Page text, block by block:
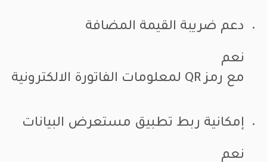
دعم ضريبة القيمة المضافة
نعم
مع رمز QR لمعلومات الفاتورة الالكترونية
إمكانية ربط تطبيق مستعرض البيانات
نعم